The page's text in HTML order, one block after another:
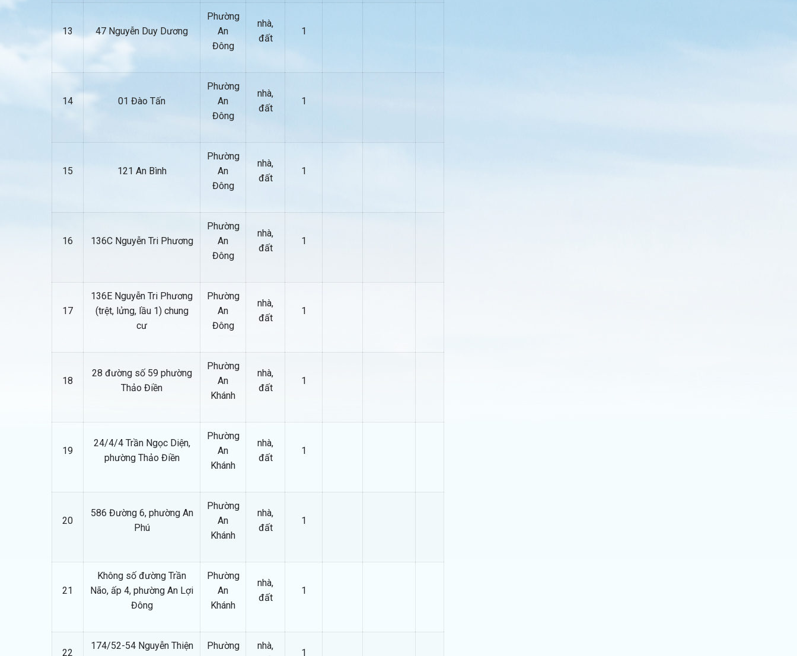
13 47 Nguyễn Duy Dương
Phường
An
Đông
nhà,
đất
1
14 01 Đào Tấn
Phường
An
Đông
nhà,
đất
1
15 121 An Bình
Phường
An
Đông
nhà,
đất
1
16 136C Nguyễn Tri Phương
Phường
An
Đông
nhà,
đất
1
17
136E Nguyễn Tri Phương
(trệt, lửng, lầu 1) chung
cư
Phường
An
Đông
nhà,
đất
1
18
28 đường số 59 phường
Thảo Điền
Phường
An
Khánh
nhà,
đất
1
19
24/4/4 Trần Ngọc Diện,
phường Thảo Điền
Phường
An
Khánh
nhà,
đất
1
20
586 Đường 6, phường An
Phú
Phường
An
Khánh
nhà,
đất
1
21
Không số đường Trần
Não, ấp 4, phường An Lợi
Đông
Phường
An
Khánh
nhà,
đất
1
22
174/52-54 Nguyễn Thiện
Phường
nhà,
1